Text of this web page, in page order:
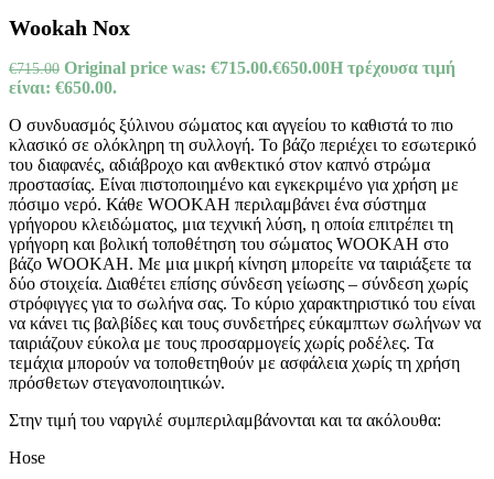
Wookah Nox
€715.00 Original price was: €715.00.€650.00Η τρέχουσα τιμή
είναι: €650.00.
Ο συνδυασμός ξύλινου σώματος και αγγείου το καθιστά το πιο
κλασικό σε ολόκληρη τη συλλογή. Το βάζο περιέχει το εσωτερικό
του διαφανές, αδιάβροχο και ανθεκτικό στον καπνό στρώμα
προστασίας. Είναι πιστοποιημένο και εγκεκριμένο για χρήση με
πόσιμο νερό. Κάθε WOOKAH περιλαμβάνει ένα σύστημα
γρήγορου κλειδώματος, μια τεχνική λύση, η οποία επιτρέπει τη
γρήγορη και βολική τοποθέτηση του σώματος WOOKAH στο
βάζο WOOKAH. Με μια μικρή κίνηση μπορείτε να ταιριάξετε τα
δύο στοιχεία. Διαθέτει επίσης σύνδεση γείωσης – σύνδεση χωρίς
στρόφιγγες για το σωλήνα σας. Το κύριο χαρακτηριστικό του είναι
να κάνει τις βαλβίδες και τους συνδετήρες εύκαμπτων σωλήνων να
ταιριάζουν εύκολα με τους προσαρμογείς χωρίς ροδέλες. Τα
τεμάχια μπορούν να τοποθετηθούν με ασφάλεια χωρίς τη χρήση
πρόσθετων στεγανοποιητικών.
Στην τιμή του ναργιλέ συμπεριλαμβάνονται και τα ακόλουθα:
Hose